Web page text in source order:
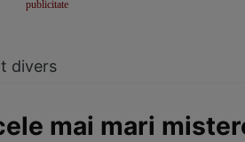
divers
mai mari